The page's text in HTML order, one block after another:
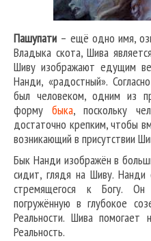
Пашупати – ещё одно имя,
Владыка скота, Шива
Шиву изображают едущим
Нанди, «радостный».
был человеком, одним из
форму быка, поскольку
достаточно крепким, чтобы
возникающий в присутствии
Бык Нанди изображён в
сидит, глядя на Шиву. Нанди
стремящегося к Богу.
погружённую в глубокое
Реальности. Шива
Реальность.